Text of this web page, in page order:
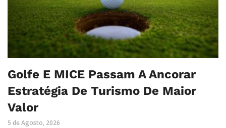
Golfe E MICE Passam A Ancorar
Estratégia De Turismo De Maior
Valor
5 de Agosto, 2026